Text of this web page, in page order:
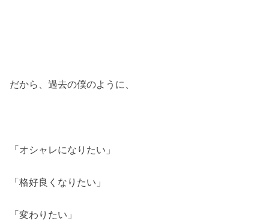
だから、過去の僕のように、
「オシャレになりたい」
「格好良くなりたい」
「変わりたい」